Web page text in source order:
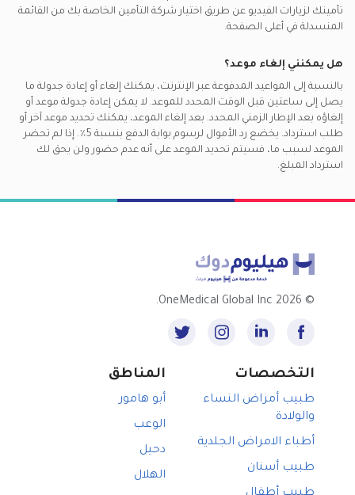
تأمينك لزيارات الفيديو عن طريق اختيار شركة التأمين الخاصة بك من القائمة
المنسدلة في أعلى الصفحة.
هل يمكنني إلغاء موعد؟
بالنسبة إلى المواعيد المدفوعة عبر الإنترنت، يمكنك إلغاء أو إعادة جدولة ما
يصل إلى ساعتين قبل الوقت المحدد للموعد. لا يمكن إعادة جدولة موعد أو
إلغاؤه بعد الإطار الزمني المحدد. بعد إلغاء الموعد، يمكنك تحديد موعد آخر أو
طلب استرداد. يخضع رد الأموال لرسوم بوابة الدفع بنسبة 5٪. إذا لم تحضر
الموعد لسبب ما، فسيتم تحديد الموعد على أنه عدم حضور ولن يحق لك
استرداد المبلغ.
©
2026 OneMedical Global Inc.
التخصصات
طبيب أمراض النساء
والولادة
أطباء الامراض الجلدية
طبيب أسنان
المناطق
أبو هامور
الوعب
دحيل
الهلال